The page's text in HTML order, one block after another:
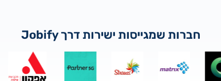
חברות שמגייסות ישירות דרך Jobify